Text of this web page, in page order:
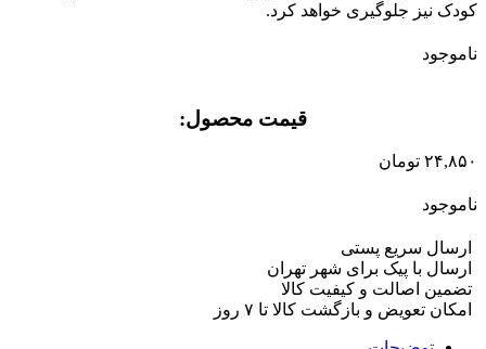
کودک نیز جلوگیری خواهد کرد.
ناموجود
قیمت محصول:​
۲۴,۸۵۰ تومان
ناموجود
ارسال سریع پستی
ارسال با پیک برای شهر تهران
تضمین اصالت و کیفیت کالا
امکان تعویض و بازگشت کالا تا ۷ روز